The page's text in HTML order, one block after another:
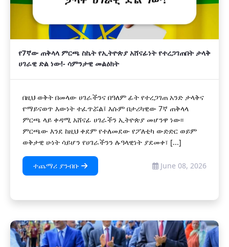
የ7ኛው ጠቅላላ ምርጫ ስኬት የኢትዮጵያ አሸናፊነት የተረጋገጠበት ታላቅ
ሀገራዊ ድል ነው!- ሳምንታዊ መልዕክት
በዚህ ወቅት በመላው ሀገራችንና በዓለም ፊት የተረጋገጠ አንድ ታላቅና
የማይናወጥ እውነት ተፈጥሯል፤ እሱም በታሪካዊው 7ኛ ጠቅላላ
ምርጫ ላይ ቀዳሚ አሸናፊ ሀገራችን ኢትዮጵያ መሆንዋ ነው፡፡
ምርጫው እንደ ከዚህ ቀደም የተለመደው የፖለቲካ ውድድር ወይም
ወቅታዊ ሁነት ሳይሆን የሀገራችንን ሉዓላዊነት ያደመቀ፣ [...]
ተጨማሪ ያንብቡ June 08, 2026